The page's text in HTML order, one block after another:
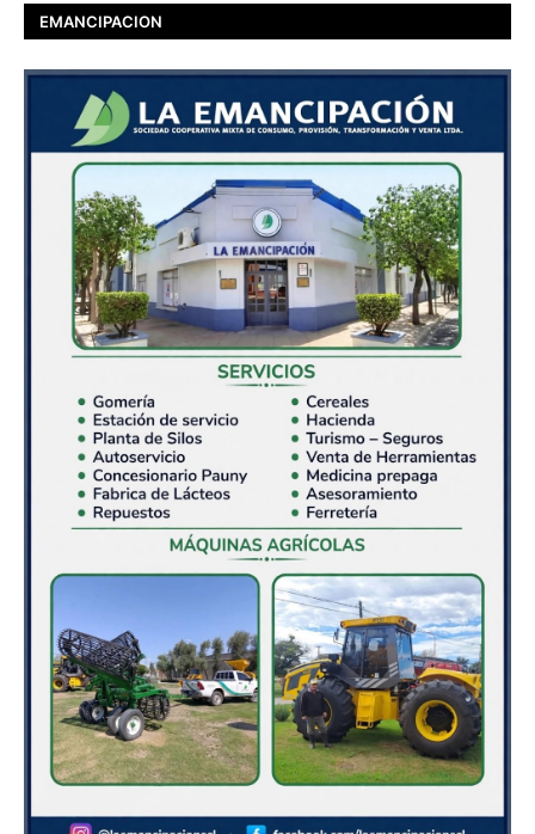
EMANCIPACION